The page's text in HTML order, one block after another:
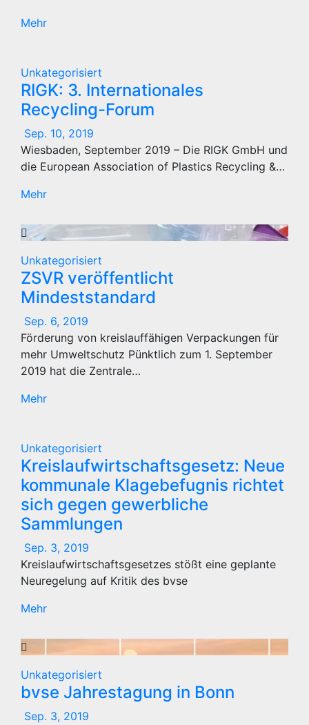
Mehr
Unkategorisiert
RIGK: 3. Internationales
Recycling-Forum
Sep. 10, 2019
Wiesbaden, September 2019 – Die RIGK GmbH und
die European Association of Plastics Recycling &…
Mehr
Unkategorisiert
ZSVR veröffentlicht
Mindeststandard
Sep. 6, 2019
Förderung von kreislauffähigen Verpackungen für
mehr Umweltschutz Pünktlich zum 1. September
2019 hat die Zentrale…
Mehr
Unkategorisiert
Kreislaufwirtschaftsgesetz: Neue
kommunale Klagebefugnis richtet
sich gegen gewerbliche
Sammlungen
Sep. 3, 2019
Kreislaufwirtschaftsgesetzes stößt eine geplante
Neuregelung auf Kritik des bvse
Mehr
Unkategorisiert
bvse Jahrestagung in Bonn
Sep. 3, 2019